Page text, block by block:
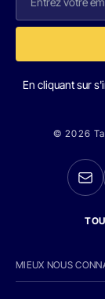
En cliquant sur
© 2026
MIEUX NOUS